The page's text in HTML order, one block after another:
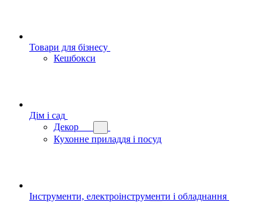
Товари для бізнесу
Кешбокси
Дім і сад
Декор
Кухонне приладдя і посуд
Інструменти, електроінструменти і обладнання